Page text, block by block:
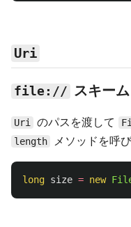
Uri
file:// スキーム
Uri のパスを渡して
length メソッドを呼
long size = new